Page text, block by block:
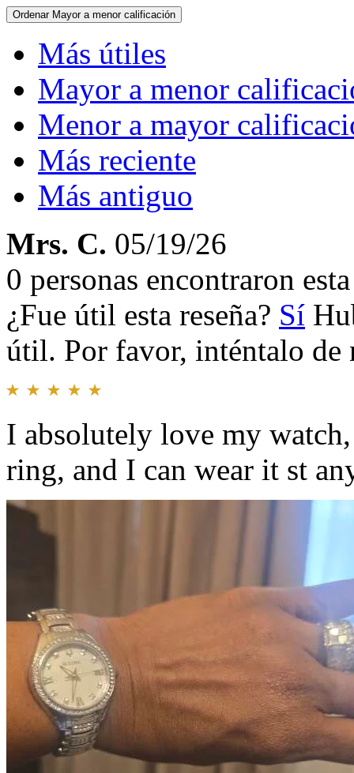
Ordenar Mayor a menor calificación
Más útiles
Mayor a menor
Menor a mayor
Más reciente
Más antiguo
Mrs. C. 05/19/26
0 personas encontraron
¿Fue útil esta reseña? Sí
útil. Por favor, inténtalo de
I absolutely love my
ring, and I can wear it st